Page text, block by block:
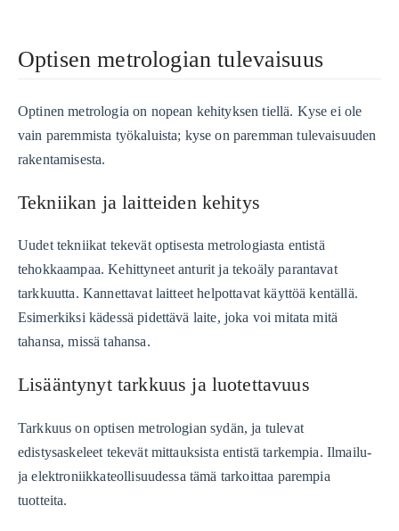
Optisen metrologian tulevaisuus
Optinen metrologia on nopean kehityksen tiellä. Kyse ei ole
vain paremmista työkaluista; kyse on paremman tulevaisuuden
rakentamisesta.
Tekniikan ja laitteiden kehitys
Uudet tekniikat tekevät optisesta metrologiasta entistä
tehokkaampaa. Kehittyneet anturit ja tekoäly parantavat
tarkkuutta. Kannettavat laitteet helpottavat käyttöä kentällä.
Esimerkiksi kädessä pidettävä laite, joka voi mitata mitä
tahansa, missä tahansa.
Lisääntynyt tarkkuus ja luotettavuus
Tarkkuus on optisen metrologian sydän, ja tulevat
edistysaskeleet tekevät mittauksista entistä tarkempia. Ilmailu-
ja elektroniikkateollisuudessa tämä tarkoittaa parempia
tuotteita.